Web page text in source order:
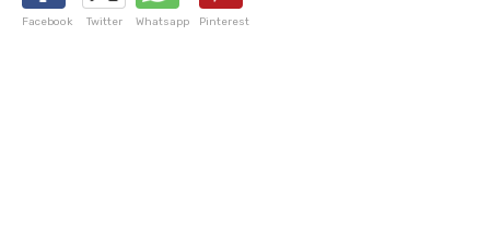
Facebook Twitter Whatsapp Pinterest